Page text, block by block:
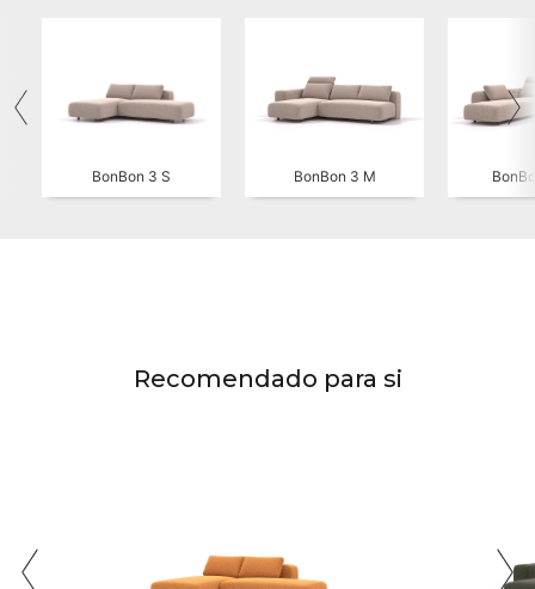
BonBon 3 S BonBon 3 M
Recomendado para si